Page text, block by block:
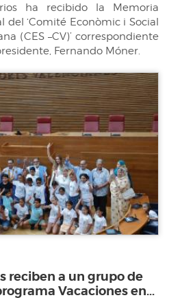
ha recibido la Memoria
del ‘Comité Econòmic i Social
(CES –CV)’ correspondiente
Fernando Móner.
reciben a un grupo de
Vacaciones en...